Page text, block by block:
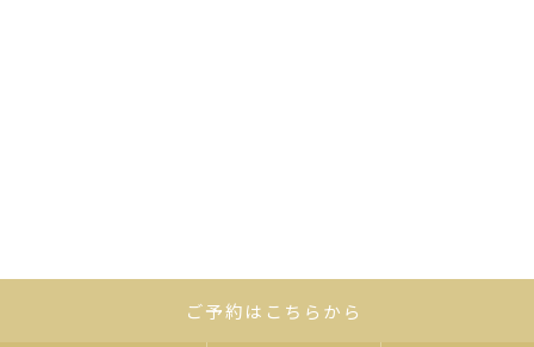
ご予約はこちらから